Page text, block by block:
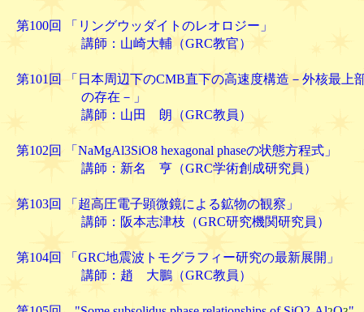
第100回 「リングウッダイトのレオロジー」
講師：山崎大輔（GRC教官）
第101回 「日本周辺下のCMB直下の高速度構造－外核最上
の存在－」
講師：山田 朗（GRC教員）
第102回 「NaMgAl3SiO8 hexagonal phaseの状態方程式」
講師：新名 亨（GRC学術創成研究員）
第103回 「超高圧電子顕微鏡による鉱物の観察」
講師：阪本志津枝（GRC研究機関研究員）
第104回 「GRC地震波トモグラフィー研究の最新展開」
講師：趙 大鵬（GRC教員）